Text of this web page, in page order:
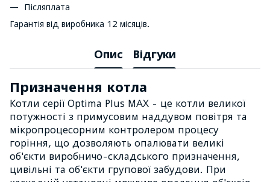
Післяплата
Гарантія від виробника 12 місяців.
Опис Відгуки
Призначення котла
Котли серії Optima Plus MAX - це котли великої
потужності з примусовим наддувом повітря та
мікропроцесорним контролером процесу
горіння, що дозволяють опалювати великі
об'єкти виробничо-складського призначення,
цивільні та об'єкти групової забудови. При